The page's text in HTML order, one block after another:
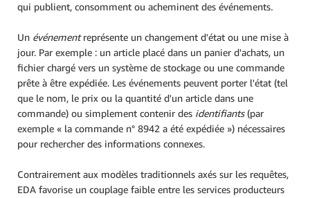
qui publient, consomment ou acheminent des événements.
Un événementreprésente un changement d'état ou une mise à
jour. Par exemple : un article placé dans un panier d'achats, un
fichier chargé vers un système de stockage ou une commande
prête à être expédiée. Les événements peuvent porter l'état (tel
que le nom, le prix ou la quantité d'un article dans une
commande) ou simplement contenir des identifiants(par
exemple « la commande n° 8942 a été expédiée ») nécessaires
pour rechercher des informations connexes.
Contrairement aux modèles traditionnels axés sur les requêtes,
EDA favorise un couplage faible entre les services producteurs